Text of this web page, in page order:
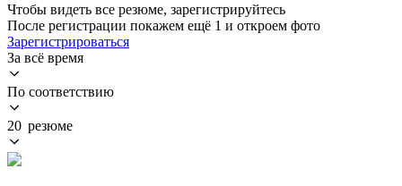
Чтобы видеть все резюме, зарегистрируйтесь
После регистрации покажем ещё 1 и откроем фото
Зарегистрироваться
За всё время
По соответствию
20 резюме